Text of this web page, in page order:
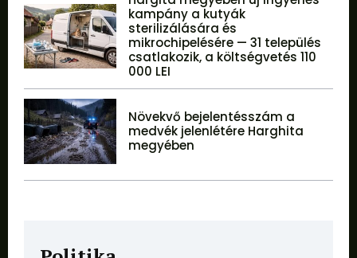
kampány a kutyák
sterilizálására és
mikrochipelésére — 31 település
csatlakozik, a költségvetés 110
000 LEI
Növekvő bejelentésszám a
medvék jelenlétére Harghita
megyében